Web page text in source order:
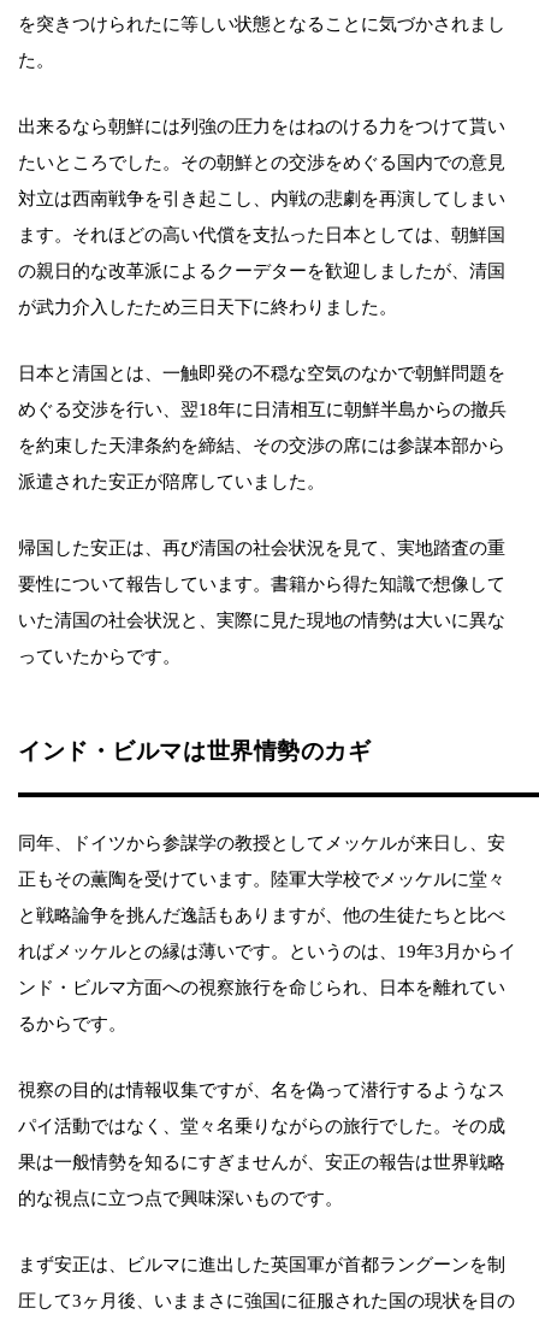
を突きつけられたに等しい状態となることに気づかされまし
た。
出来るなら朝鮮には列強の圧力をはねのける力をつけて貰い
たいところでした。その朝鮮との交渉をめぐる国内での意見
対立は西南戦争を引き起こし、内戦の悲劇を再演してしまい
ます。それほどの高い代償を支払った日本としては、朝鮮国
の親日的な改革派によるクーデターを歓迎しましたが、清国
が武力介入したため三日天下に終わりました。
日本と清国とは、一触即発の不穏な空気のなかで朝鮮問題を
めぐる交渉を行い、翌18年に日清相互に朝鮮半島からの撤兵
を約束した天津条約を締結、その交渉の席には参謀本部から
派遣された安正が陪席していました。
帰国した安正は、再び清国の社会状況を見て、実地踏査の重
要性について報告しています。書籍から得た知識で想像して
いた清国の社会状況と、実際に見た現地の情勢は大いに異な
っていたからです。
インド・ビルマは世界情勢のカギ
同年、ドイツから参謀学の教授としてメッケルが来日し、安
正もその薫陶を受けています。陸軍大学校でメッケルに堂々
と戦略論争を挑んだ逸話もありますが、他の生徒たちと比べ
ればメッケルとの縁は薄いです。というのは、19年3月からイ
ンド・ビルマ方面への視察旅行を命じられ、日本を離れてい
るからです。
視察の目的は情報収集ですが、名を偽って潜行するようなス
パイ活動ではなく、堂々名乗りながらの旅行でした。その成
果は一般情勢を知るにすぎませんが、安正の報告は世界戦略
的な視点に立つ点で興味深いものです。
まず安正は、ビルマに進出した英国軍が首都ラングーンを制
圧して3ヶ月後、いままさに強国に征服された国の現状を目の